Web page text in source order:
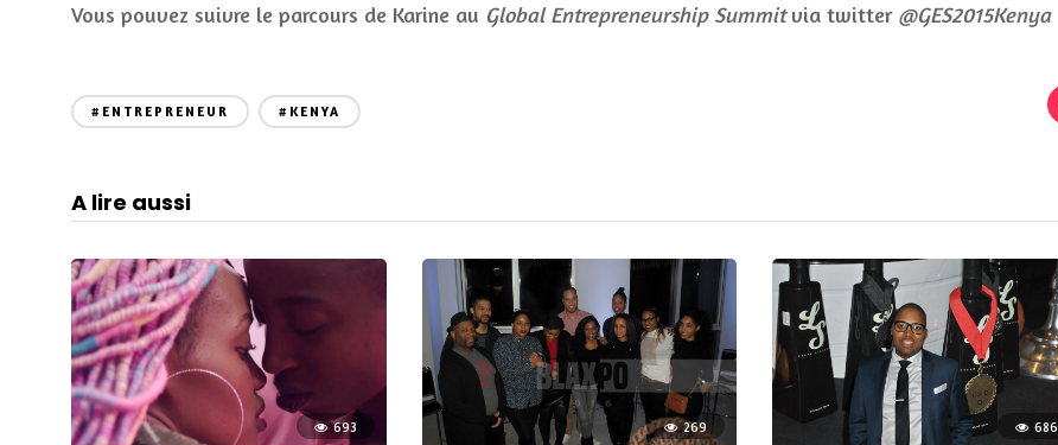
Vous pouvez suivre le parcours de Karine au Global Entrepreneurship Summitvia twitter @GES2015Kenya
#ENTREPRENEUR #KENYA
A lire aussi
693 269 686